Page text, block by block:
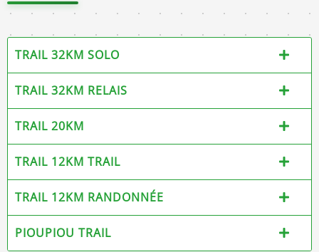
TRAIL 32KM SOLO
TRAIL 32KM RELAIS
TRAIL 20KM
TRAIL 12KM TRAIL
TRAIL 12KM RANDONNÉE
PIOUPIOU TRAIL